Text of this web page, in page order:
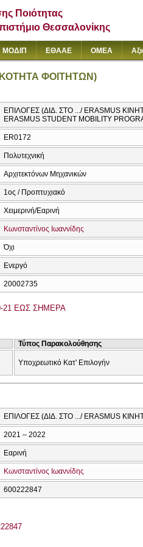
Ποιότητας
Θεσσαλονίκης
ΜΟΔΙΠ ΕΘΑΑΕ ΟΜΕΑ
ΦΟΙΤΗΤΩΝ)
ΕΠΙΛΟΓΕΣ (ΔΙΔ. ΣΤΟ .../ ERASMUS
ERASMUS STUDENT MOBILITY
ER0172
Πολυτεχνική
Αρχιτεκτόνων Μηχανικών
1ος / Προπτυχιακό
Χειμερινή/Εαρινή
Κωνσταντίνος Ιωαννίδης
Όχι
Ενεργό
20002735
21 ΕΩΣ ΣΗΜΕΡΑ
Τύπος Παρακολούθησης
Υποχρεωτικό Κατ' Επιλογήν
ΕΠΙΛΟΓΕΣ (ΔΙΔ. ΣΤΟ .../ ERASMUS
2021 – 2022
Εαρινή
Κωνσταντίνος Ιωαννίδης
600222847